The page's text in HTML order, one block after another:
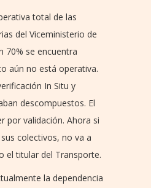
total de las
del Viceministerio de
70% se encuentra
aún no está operativa.
In Situ y
descompuestos. El
por validación. Ahora si
colectivos, no va a
el titular del Transporte.
la dependencia